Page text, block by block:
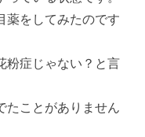
薬をしてみたのです
粉症じゃない？と言
たことがありません